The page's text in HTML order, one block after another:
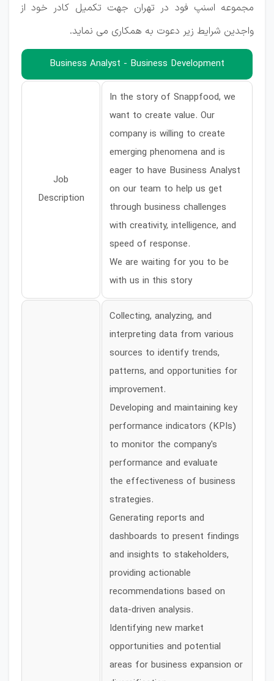
مجموعه اسنپ فود در تهران جهت تکمیل کادر خود از
واجدین شرایط زیر دعوت به همکاری می نماید.
Business Analyst - Business Development
In the story of Snappfood, we
want to create value. Our
company is willing to create
emerging phenomena and is
eager to have Business Analyst
on our team to help us get
through business challenges
with creativity, intelligence, and
speed of response.
We are waiting for you to be
with us in this story
Job
Description
Collecting, analyzing, and
interpreting data from various
sources to identify trends,
patterns, and opportunities for
improvement.
Developing and maintaining key
performance indicators (KPIs)
to monitor the company's
performance and evaluate
the effectiveness of business
strategies.
Generating reports and
dashboards to present findings
and insights to stakeholders,
providing actionable
recommendations based on
data-driven analysis.
Identifying new market
opportunities and potential
areas for business expansion or